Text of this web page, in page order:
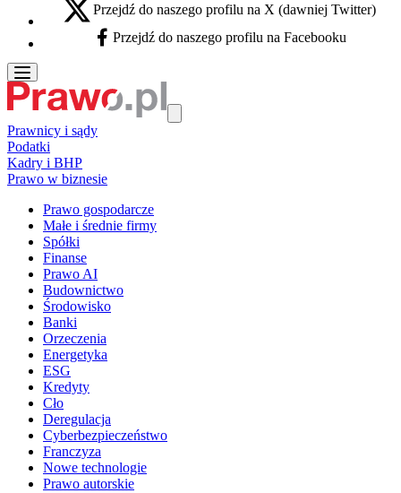
X - otwiera się w nowej karcie
Przejdź do naszego profilu na X (dawniej Twitter)
Facebook - otwiera się w nowej karcie
Przejdź do naszego profilu na Facebooku
Prawnicy i sądy
Podatki
Kadry i BHP
Prawo w biznesie
Prawo gospodarcze
Małe i średnie firmy
Spółki
Finanse
Prawo AI
Budownictwo
Środowisko
Banki
Orzeczenia
Energetyka
ESG
Kredyty
Cło
Deregulacja
Cyberbezpieczeństwo
Franczyza
Nowe technologie
Prawo autorskie